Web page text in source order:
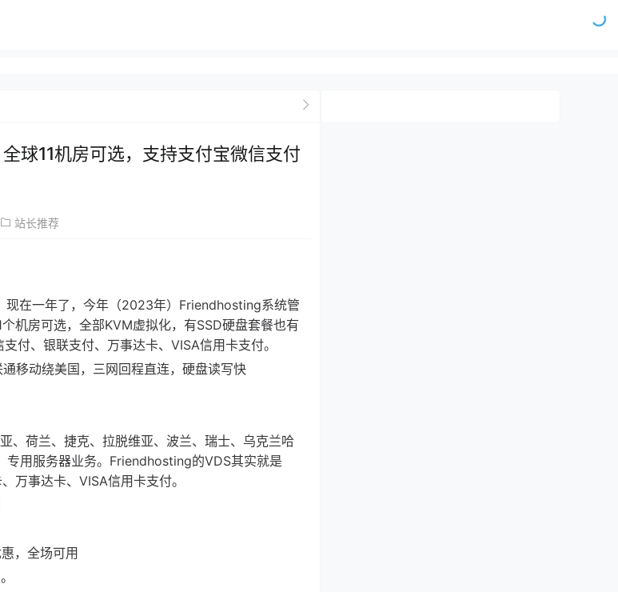
球11机房可选，支持支付宝微信支付
站长推荐
在一年了，今年（2023年）Friendhosting系统管
机房可选，全部KVM虚拟化，有SSD硬盘套餐也有
付、银联支付、万事达卡、VISA信用卡支付。
移动绕美国，三网回程直连，硬盘读写快
、荷兰、捷克、拉脱维亚、波兰、瑞士、乌克兰哈
专用服务器业务。Friendhosting的VDS其实就是
万事达卡、VISA信用卡支付。
全场可用